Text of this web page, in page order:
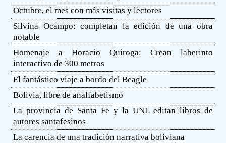
Octubre, el mes con más visitas y lectores
Silvina Ocampo: completan la edición de una obra
notable
Homenaje a Horacio Quiroga: Crean laberinto
interactivo de 300 metros
El fantástico viaje a bordo del Beagle
Bolivia, libre de analfabetismo
La provincia de Santa Fe y la UNL editan libros de
autores santafesinos
La carencia de una tradición narrativa boliviana